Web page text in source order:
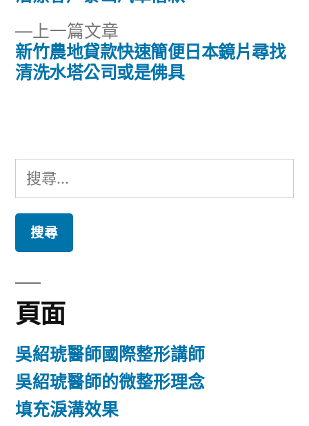
導
覽
上一篇文章
一
篇
新竹農地貸款快速簡便日本鏡片尋找
清洗水塔公司或是佛具
搜
尋
鍵
字:
頁面
吳紹琥醫師國際整形講師
吳紹琥醫師的微整形理念
填充淚溝效果